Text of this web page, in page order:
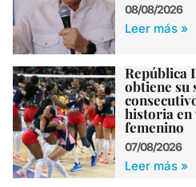
08/08/2026
Leer más »
República
obtiene su
historia en
femenino
07/08/2026
Leer más »